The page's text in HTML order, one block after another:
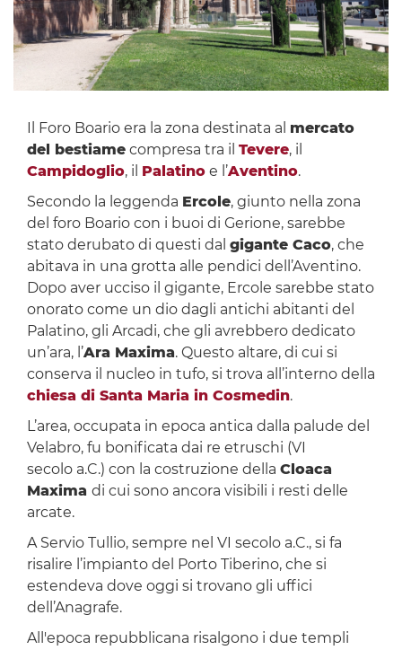
Il Foro Boario era la zona destinata al mercato
del bestiamecompresa tra il Tevere, il
Campidoglio, il Palatinoe l’Aventino.
Secondo la leggenda Ercole, giunto nella zona
del foro Boario con i buoi di Gerione, sarebbe
stato derubato di questi dal gigante Caco, che
abitava in una grotta alle pendici dell’Aventino.
Dopo aver ucciso il gigante, Ercole sarebbe stato
onorato come un dio dagli antichi abitanti del
Palatino, gli Arcadi, che gli avrebbero dedicato
un’ara, l’Ara Maxima. Questo altare, di cui si
conserva il nucleo in tufo, si trova all’interno della
chiesa di Santa Maria in Cosmedin.
L’area, occupata in epoca antica dalla palude del
Velabro, fu bonificata dai re etruschi (VI
secolo a.C.) con la costruzione della Cloaca
Maxima di cui sono ancora visibili i resti delle
arcate.
A Servio Tullio, sempre nel VI secolo a.C., si fa
risalire l’impianto del Porto Tiberino, che si
estendeva dove oggi si trovano gli uffici
dell’Anagrafe.
All'epoca repubblicana risalgono i due templi